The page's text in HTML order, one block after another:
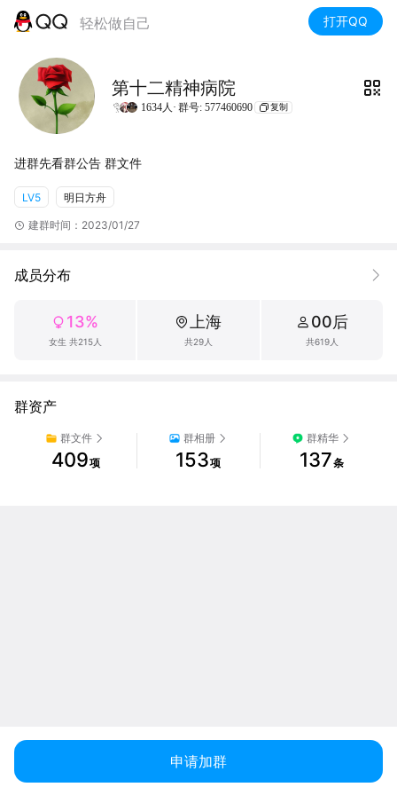
轻松做自己 打开QQ
第十二精神病院
1634人· 群号: 577460690 复制
进群先看群公告 群文件
LV5 明日方舟
建群时间：2023/01/27
成员分布
13%
女生 共215人
上海
共29人
00后
共619人
群资产
群文件
409项
群相册
153项
群精华
137条
申请加群